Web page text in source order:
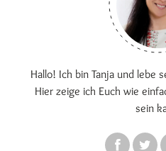
Hallo! Ich bin Tanja und lebe
Hier zeige ich Euch wie
sein